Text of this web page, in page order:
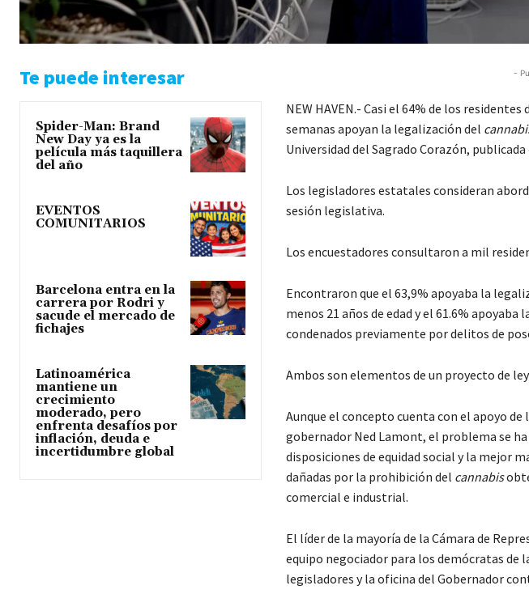
Te puede interesar
Spider-Man: Brand
New Day ya es la
película más taquillera
del año
EVENTOS
COMUNITARIOS
Barcelona entra en la
carrera por Rodri y
sacude el mercado de
fichajes
Latinoamérica
mantiene un
crecimiento
moderado, pero
enfrenta desafíos por
inflación, deuda e
incertidumbre global
-
NEW HAVEN.- Casi el 64% de los
semanas apoyan la legalización del
Universidad del Sagrado Corazón,
Los legisladores estatales consideran
sesión legislativa.
Los encuestadores consultaron a mil
Encontraron que el 63,9% apoyaba la
menos 21 años de edad y el 61.6%
condenados previamente por delitos de
Ambos son elementos de un proyecto de
Aunque el concepto cuenta con el apoyo
gobernador Ned Lamont, el problema se
disposiciones de equidad social y la mejor
dañadas por la prohibición del cannabis
comercial e industrial.
El líder de la mayoría de la Cámara de
equipo negociador para los demócratas de
legisladores y la oficina del Gobernador